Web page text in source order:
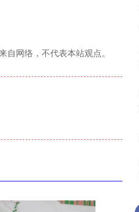
自网络，不代表本站观点。